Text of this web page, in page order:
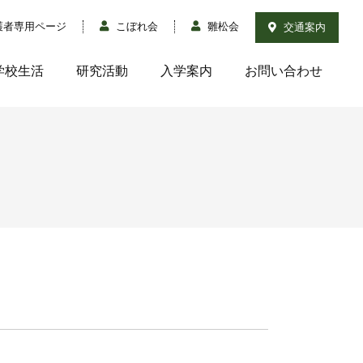
専用ページ こぼれ会 雛松会 交通案内
校生活 研究活動 入学案内 お問い合わせ